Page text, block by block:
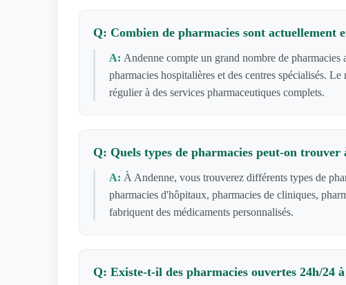
Q: Combien de pharmacies sont actuellement
A: Andenne compte un grand nombre de pharmacies
pharmacies hospitalières et des centres spécialisés.
régulier à des services pharmaceutiques complets.
Q: Quels types de pharmacies peut-on trouver
A: À Andenne, vous trouverez différents types de
pharmacies d'hôpitaux, pharmacies de cliniques,
fabriquent des médicaments personnalisés.
Q: Existe-t-il des pharmacies ouvertes 24h/24